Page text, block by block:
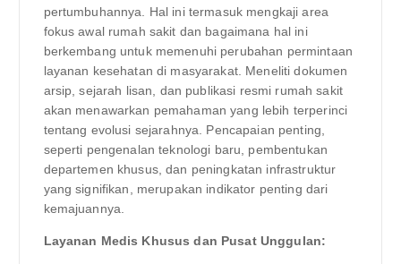
pertumbuhannya. Hal ini termasuk mengkaji area
fokus awal rumah sakit dan bagaimana hal ini
berkembang untuk memenuhi perubahan permintaan
layanan kesehatan di masyarakat. Meneliti dokumen
arsip, sejarah lisan, dan publikasi resmi rumah sakit
akan menawarkan pemahaman yang lebih terperinci
tentang evolusi sejarahnya. Pencapaian penting,
seperti pengenalan teknologi baru, pembentukan
departemen khusus, dan peningkatan infrastruktur
yang signifikan, merupakan indikator penting dari
kemajuannya.
Layanan Medis Khusus dan Pusat Unggulan: